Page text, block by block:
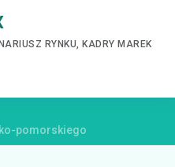
RYNKU, KADRY MAREK
pomorskiego